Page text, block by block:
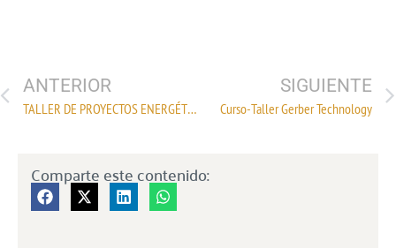
ANTERIOR
TALLER DE PROYECTOS ENERGÉTICOS (Solar Payback)
SIGUIENTE
Curso-Taller Gerber Technology
Comparte este contenido: